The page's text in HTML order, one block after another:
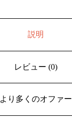
説明
レビュー (0)
より多くのオファー